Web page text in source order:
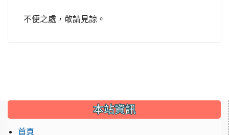
不便之處，敬請見諒。
::: 本站資訊
首頁